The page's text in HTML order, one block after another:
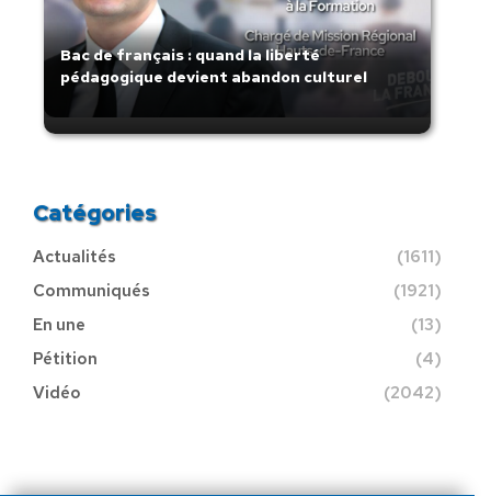
Bac de français : quand la liberté
pédagogique devient abandon culturel
Catégories
Actualités
(1611)
Communiqués
(1921)
En une
(13)
Pétition
(4)
Vidéo
(2042)